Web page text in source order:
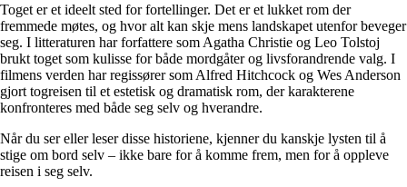
Toget er et ideelt sted for fortellinger. Det er et lukket rom der
fremmede møtes, og hvor alt kan skje mens landskapet utenfor beveger
seg. I litteraturen har forfattere som Agatha Christie og Leo Tolstoj
brukt toget som kulisse for både mordgåter og livsforandrende valg. I
filmens verden har regissører som Alfred Hitchcock og Wes Anderson
gjort togreisen til et estetisk og dramatisk rom, der karakterene
konfronteres med både seg selv og hverandre.
Når du ser eller leser disse historiene, kjenner du kanskje lysten til å
stige om bord selv – ikke bare for å komme frem, men for å oppleve
reisen i seg selv.